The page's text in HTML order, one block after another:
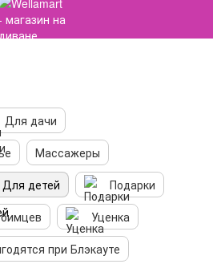
Для дачи
Массажеры
Для детей
Подарки
Уценка
при Блэкауте